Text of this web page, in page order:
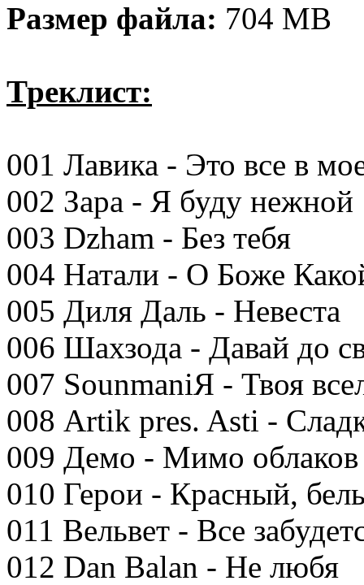
Размер файла: 704 MB
Треклист:
001 Лавика - Это все в
002 Зара - Я буду нежной
003 Dzham - Без тебя
004 Натали - О Боже
005 Диля Даль - Невеста
006 Шахзода - Давай до
007 SounmaniЯ - Твоя
008 Artik pres. Asti -
009 Демо - Мимо облаков
010 Герои - Красный,
011 Вельвет - Все
012 Dan Balan - Не любя